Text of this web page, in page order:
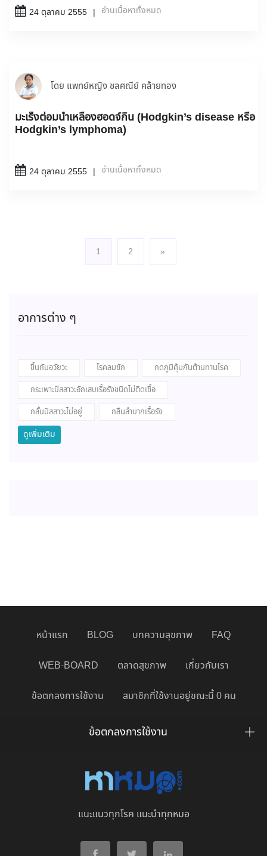
24 ตุลาคม 2555 อ่านเนื้อหาทั้งหมด
โดย แพทย์หญิง ชลศณีย์ คล้ายทอง
มะเร็งต่อมน้ำเหลืองฮอดจ์กิน (Hodgkin’s disease หรือ
Hodgkin’s lymphoma)
24 ตุลาคม 2555 อ่านเนื้อหาทั้งหมด
1 (current)2 »
อาการต่าง ๆ
ขึ้นกับอวัยวะ โรคลมชัก
กดภูมิคุ้มกันต้านทานโรค
กระเพาะปัสสาวะอักเสบเรื้อรังชนิดไม่ติดเชื้อ
กลั้นปัสสาวะไม่อยู่
กลืนลำบากเรื้อรัง
ดูเพิ่มเติม
หน้าแรก BLOG บทความสุขภาพ FAQ
WEB-BOARD ตลาดสุขภาพ เกี่ยวกับเรา
ข้อตกลงการใช้งาน สมาชิกที่ใช้งานอยู่ขณะนี้ 0 คน
ข้อตกลงการใช้งาน
แนะแนวทุกโรค แนะนำทุกหมอ